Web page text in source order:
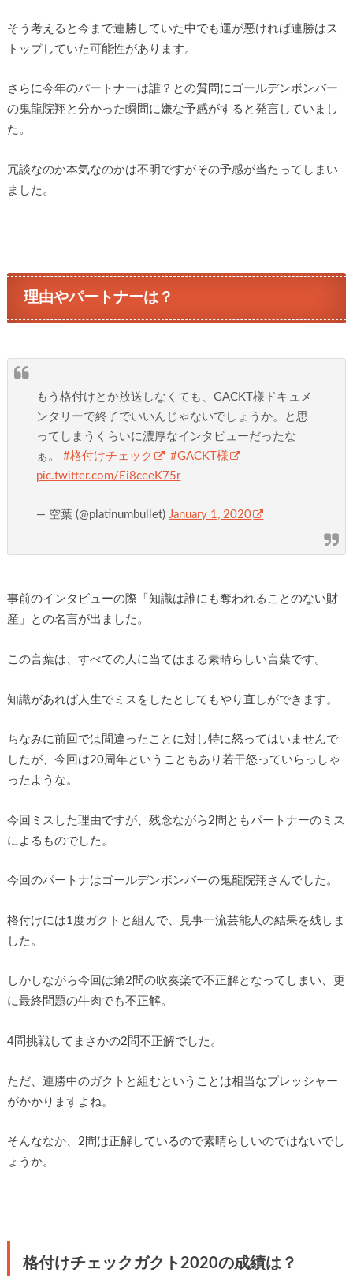
そう考えると今まで連勝していた中でも運が悪ければ連勝はス
トップしていた可能性があります。
さらに今年のパートナーは誰？との質問にゴールデンボンバー
の鬼龍院翔と分かった瞬間に嫌な予感がすると発言していまし
た。
冗談なのか本気なのかは不明ですがその予感が当たってしまい
ました。
理由やパートナーは？
もう格付けとか放送しなくても、GACKT様ドキュメ
ンタリーで終了でいいんじゃないでしょうか。と思
ってしまうくらいに濃厚なインタビューだったな
ぁ。#格付けチェック
#GACKT様
pic.twitter.com/Ei8ceeK75r
— 空葉 (@platinumbullet) January 1, 2020
事前のインタビューの際「知識は誰にも奪われることのない財
産」との名言が出ました。
この言葉は、すべての人に当てはまる素晴らしい言葉です。
知識があれば人生でミスをしたとしてもやり直しができます。
ちなみに前回では間違ったことに対し特に怒ってはいませんで
したが、今回は20周年ということもあり若干怒っていらっしゃ
ったような。
今回ミスした理由ですが、残念ながら2問ともパートナーのミス
によるものでした。
今回のパートナはゴールデンボンバーの鬼龍院翔さんでした。
格付けには1度ガクトと組んで、見事一流芸能人の結果を残しま
した。
しかしながら今回は第2問の吹奏楽で不正解となってしまい、更
に最終問題の牛肉でも不正解。
4問挑戦してまさかの2問不正解でした。
ただ、連勝中のガクトと組むということは相当なプレッシャー
がかかりますよね。
そんななか、2問は正解しているので素晴らしいのではないでし
ょうか。
格付けチェックガクト2020の成績は？